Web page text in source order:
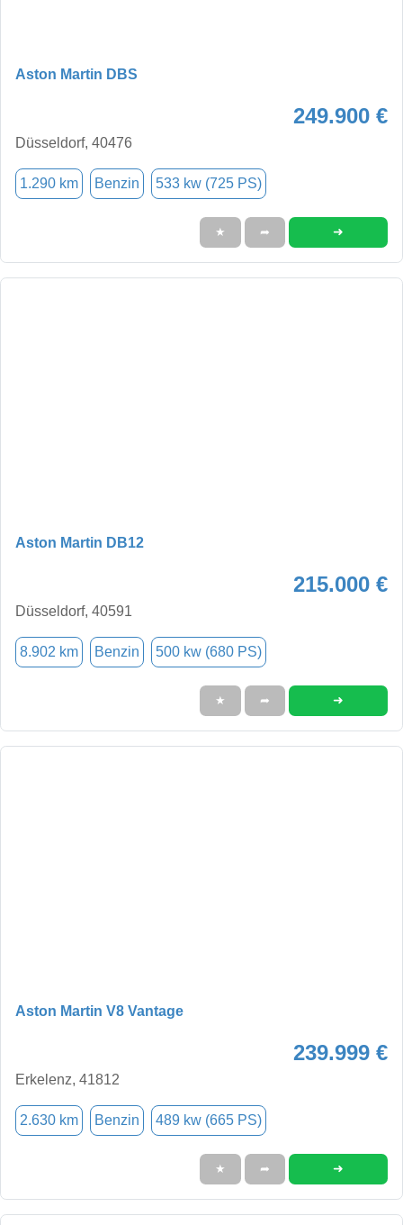
Aston Martin DBS
249.900 €
Düsseldorf, 40476
1.290 km Benzin 533 kw (725 PS)
★ ➦ ➜
Aston Martin DB12
215.000 €
Düsseldorf, 40591
8.902 km Benzin 500 kw (680 PS)
★ ➦ ➜
Aston Martin V8 Vantage
239.999 €
Erkelenz, 41812
2.630 km Benzin 489 kw (665 PS)
★ ➦ ➜